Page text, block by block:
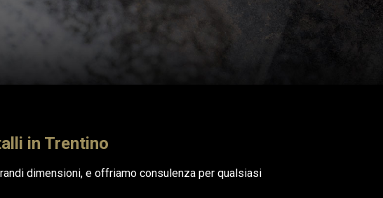
in Trentino
dimensioni, e offriamo consulenza per qualsiasi